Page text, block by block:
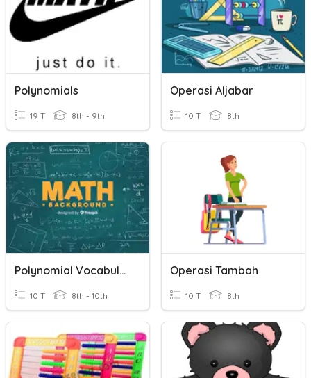
Polynomials
19 T 8th - 9th
Operasi Aljabar
10 T 8th
Polynomial Vocabulary
10 T 8th - 10th
Operasi Tambah
10 T 8th